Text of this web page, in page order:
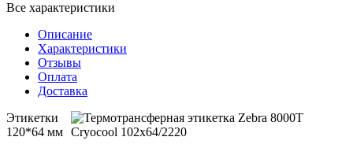
Все характеристики
Описание
Характеристики
Отзывы
Оплата
Доставка
Этикетки
120*64 мм